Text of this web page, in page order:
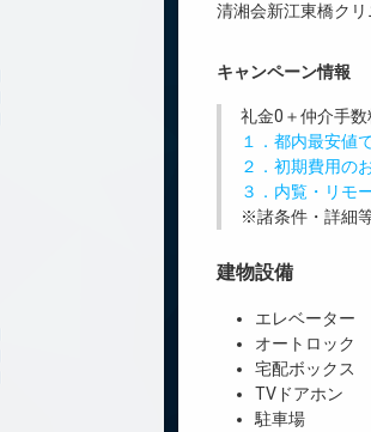
清湘会新江東橋ク
キャンペーン情報
礼金0 ＋仲介手
１．都内最安値
２．初期費用の
３．内覧・リモ
※諸条件・詳細
建物設備
エレベーター
オートロック
宅配ボックス
TVドアホン
駐車場